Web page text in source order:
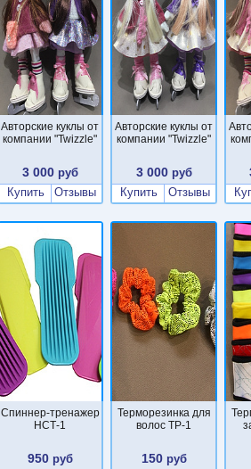
Авторские куклы от
компании "Twizzle"
3 000 руб
Купить
Отзывы
Авторские куклы от
компании "Twizzle"
3 000руб
Купить
Отзывы
Cпиннер-тренажер
НСТ-1
950 руб
Терморезинка для
волос ТР-1
150руб